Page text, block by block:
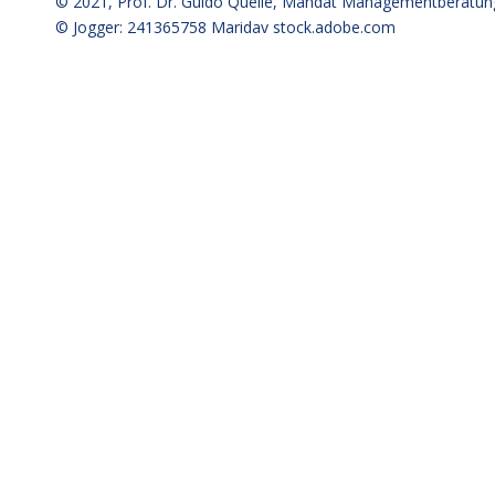
© Jogger: 241365758 Maridav stock.adobe.com